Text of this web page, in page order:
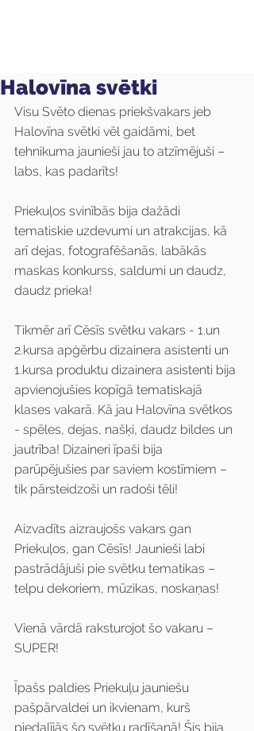
Halovīna svētki
Visu Svēto dienas priekšvakars jeb
Halovīna svētki vēl gaidāmi, bet
tehnikuma jaunieši jau to atzīmējuši –
labs, kas padarīts!
Priekuļos svinībās bija dažādi
tematiskie uzdevumi un atrakcijas, kā
arī dejas, fotografēšanās, labākās
maskas konkurss, saldumi un daudz,
daudz prieka!
Tikmēr arī Cēsīs svētku vakars - 1.un
2.kursa apģērbu dizainera asistenti un
1.kursa produktu dizainera asistenti bija
apvienojušies kopīgā tematiskajā
klases vakarā. Kā jau Halovīna svētkos
- spēles, dejas, našķi, daudz bildes un
jautrība! Dizaineri īpaši bija
parūpējušies par saviem kostīmiem –
tik pārsteidzoši un radoši tēli!
Aizvadīts aizraujošs vakars gan
Priekuļos, gan Cēsīs! Jaunieši labi
pastrādājuši pie svētku tematikas –
telpu dekoriem, mūzikas, noskaņas!
Vienā vārdā raksturojot šo vakaru –
SUPER!
Īpašs paldies Priekuļu jauniešu
pašpārvaldei un ikvienam, kurš
piedalījās šo svētku radīšanā! Šis bija